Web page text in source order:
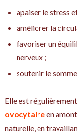
apaiser le stress
améliorer la
favoriser un
nerveux ;
soutenir le
Elle est
ovocytaireen
naturelle, en